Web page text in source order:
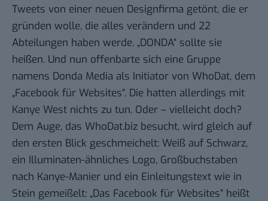
Tweets von einer neuen Designfirma getönt, die er
gründen wolle, die alles verändern und 22
Abteilungen haben werde. „DONDA“ sollte sie
heißen. Und nun offenbarte sich eine Gruppe
namens Donda Media als Initiator von WhoDat, dem
„Facebook für Websites“. Die hatten allerdings mit
Kanye West nichts zu tun. Oder – vielleicht doch?
Dem Auge, das WhoDat.biz besucht, wird gleich auf
den ersten Blick geschmeichelt: Weiß auf Schwarz,
ein Illuminaten-ähnliches Logo, Großbuchstaben
nach Kanye-Manier und ein Einleitungstext wie in
Stein gemeißelt: „Das Facebook für Websites“ heißt